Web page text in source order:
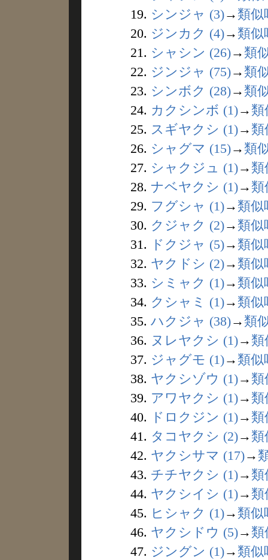
19. シンジャ (3)→ 類似
20. ジンカク (4)→ 類似
21. シャシン (26)→ 類
22. ジンジャ (75)→ 類
23. シンボク (28)→ 類
24. カクシンボ (1)→ 類
25. スギヤクシ (1)→ 類
26. シャグマ (15)→ 類
27. シャクジュ (1)→ 類
28. ナベヤクシ (1)→ 類
29. フグシャ (1)→ 類似
30. クジャク (2)→ 類似
31.
ドクジャ (5)→ 類似
32. ヤクドシ (2)→ 類似
33. シミャク (1)→ 類似
34. クシャミ (1)→ 類似
35. ハクジャ (38)→ 類
36. ヌレヤクシ (1)→ 類
37. ジャグモ (1)→ 類似
38. ヤクシゾウ (1)→ 類
39. アワヤクシ (1)→ 類
40.
ドロクジン (1)→ 類
41. タコヤクシ (2)→ 類
42. ヤクシサマ (17)→
43. チチヤクシ (1)→ 類
44. ヤクシイシ (1)→ 類
45. ヒシャク (1)→ 類似
46. ヤクシドウ (5)→ 類
47. ジングン (1)→ 類似